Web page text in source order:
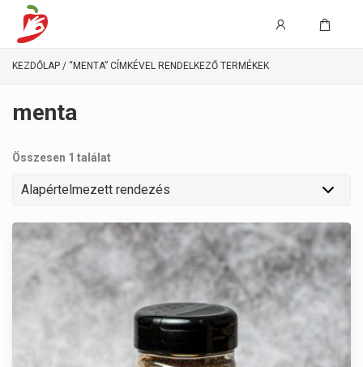
KEZDŐLAP / “MENTA” CÍMKÉVEL RENDELKEZŐ TERMÉKEK
menta
Összesen 1 találat